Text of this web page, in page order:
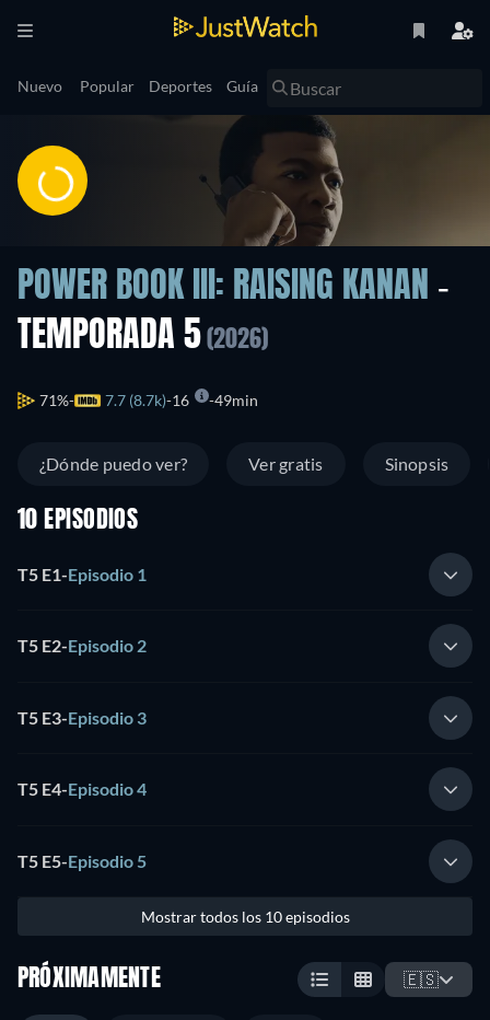
Nuevo Popular Deportes Guía
POWER BOOK III: RAISING KANAN -
TEMPORADA 5 (2026)
71% 7.7 (8.7k) 16 49min
¿Dónde puedo ver? Ver gratis Sinopsis
10 EPISODIOS
T5 E1-Episodio 1
T5 E2-Episodio 2
T5 E3-Episodio 3
T5 E4-Episodio 4
T5 E5-Episodio 5
Mostrar todos los 10 episodios
PRÓXIMAMENTE 🇪🇸